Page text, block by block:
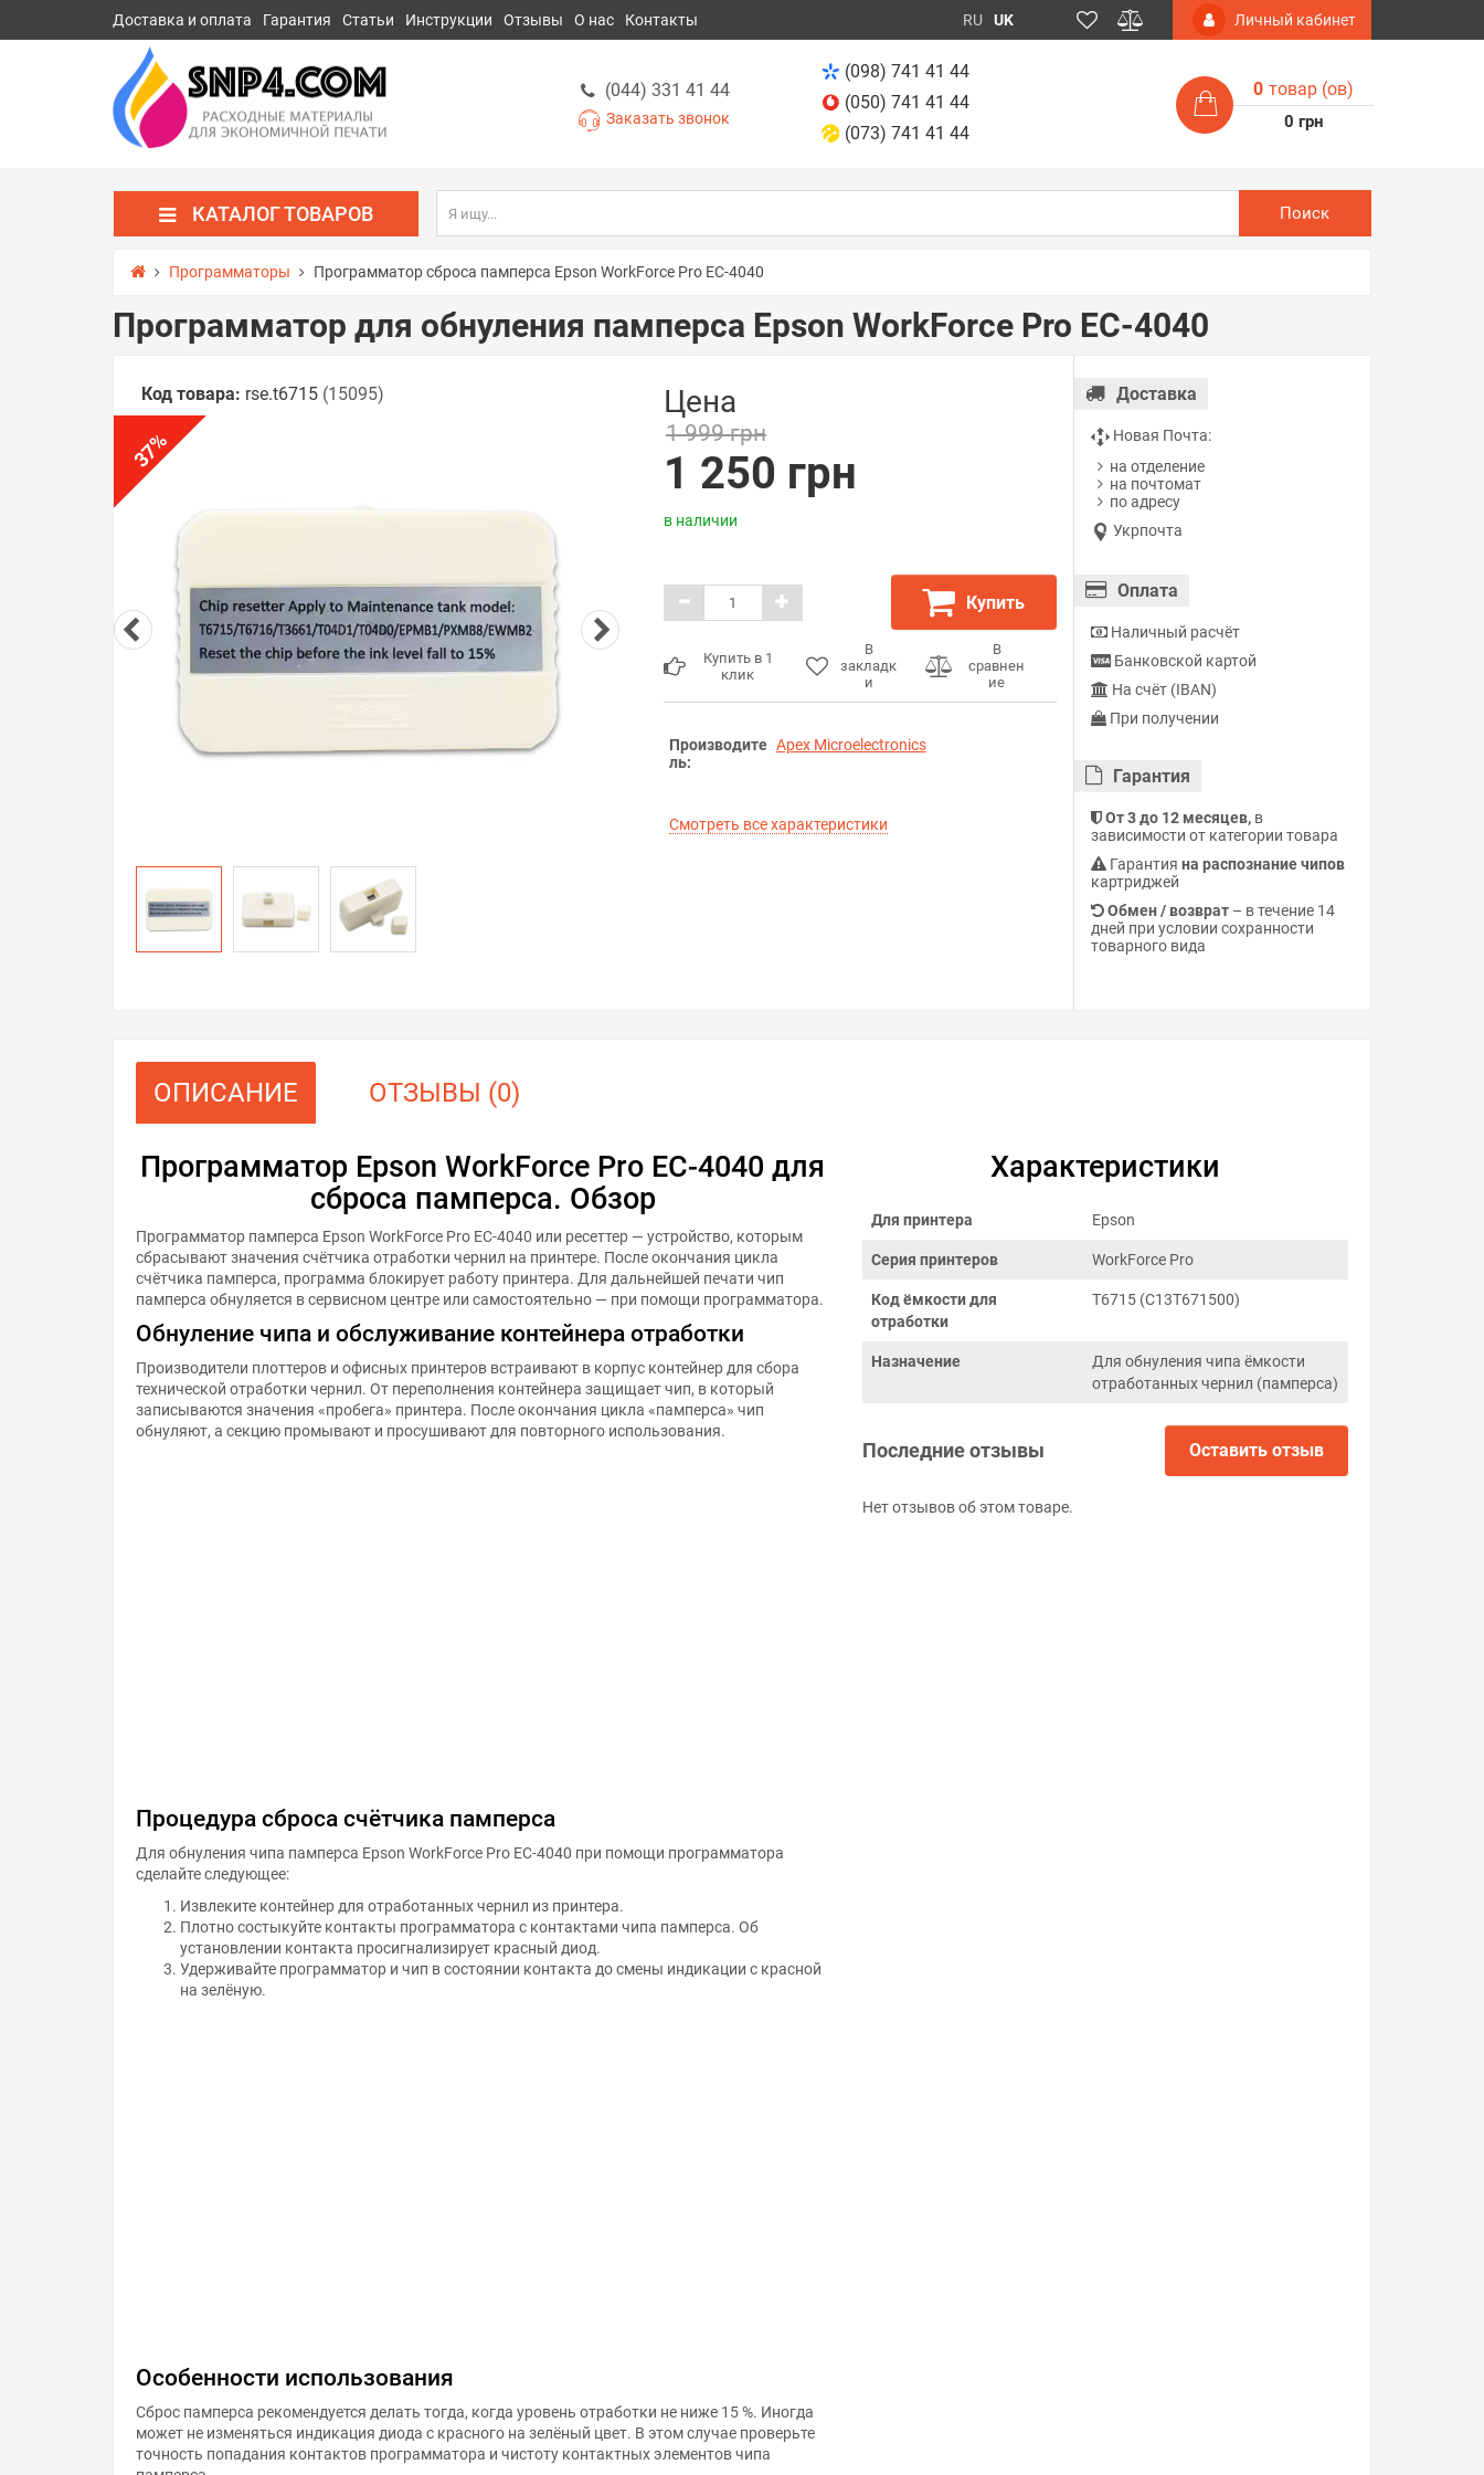
Доставка и оплата Гарантия Статьи Инструкции Отзывы О нас Контакты RU UK Личный кабинет
(044) 331 41 44
Заказать звонок
(098) 741 41 44
(050) 741 41 44
(073) 741 41 44
0 товар (ов)
0 грн
КАТАЛОГ ТОВАРОВ Поиск
Программаторы Программатор сброса памперса Epson WorkForce Pro EC-4040
Программатор для обнуления памперса Epson WorkForce Pro EC-4040
Код товара: rse.t6715 (15095)
37
%
Цена
1 999 грн
1 250 грн
в наличии
Купить
Купить в 1
клик
В
закладк
и
В
сравнен
ие
Производите
ль:
Apex Microelectronics
Смотреть все характеристики
Доставка
Новая Почта:
на отделение
на почтомат
по адресу
Укрпочта
Оплата
Наличный расчёт
Банковской картой
На счёт (IBAN)
При получении
Гарантия
От 3 до 12 месяцев,в
зависимости от категории товара
Гарантия на распознание чипов
картриджей
Обмен / возврат– в течение 14
дней при условии сохранности
товарного вида
ОПИСАНИЕ ОТЗЫВЫ (0)
Программатор Epson WorkForce Pro EC-4040 для
сброса памперса. Обзор
Программатор памперса Epson WorkForce Pro EC-4040 или ресеттер — устройство, которым
сбрасывают значения счётчика отработки чернил на принтере. После окончания цикла
счётчика памперса, программа блокирует работу принтера. Для дальнейшей печати чип
памперса обнуляется в сервисном центре или самостоятельно — при помощи программатора.
Обнуление чипа и обслуживание контейнера отработки
Производители плоттеров и офисных принтеров встраивают в корпус контейнер для сбора
технической отработки чернил. От переполнения контейнера защищает чип, в который
записываются значения «пробега» принтера. После окончания цикла «памперса» чип
обнуляют, а секцию промывают и просушивают для повторного использования.
Процедура сброса счётчика памперса
Для обнуления чипа памперса Epson WorkForce Pro EC-4040 при помощи программатора
сделайте следующее:
Извлеките контейнер для отработанных чернил из принтера.
Плотно состыкуйте контакты программатора с контактами чипа памперса. Об
установлении контакта просигнализирует красный диод.
Удерживайте программатор и чип в состоянии контакта до смены индикации с красной
на зелёную.
Особенности использования
может не изменяться индикация диода с красного на зелёный цвет. В этом случае проверьте
точность попадания контактов программатора и чистоту контактных элементов чипа
памперса.
Характеристики
Для принтера Epson
Серия принтеров WorkForce Pro
Код ёмкости для
отработки
T6715 (C13T671500)
Назначение
Для обнуления чипа ёмкости
отработанных чернил (памперса)
Последние отзывы Оставить отзыв
Нет отзывов об этом товаре.